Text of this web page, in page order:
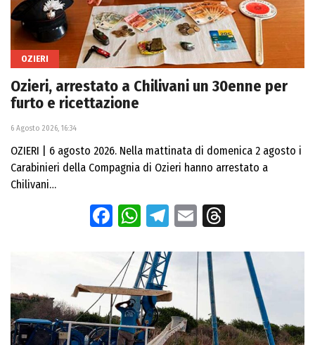
OZIERI
Ozieri, arrestato a Chilivani un 30enne per
furto e ricettazione
6 Agosto 2026, 16:34
OZIERI | 6 agosto 2026. Nella mattinata di domenica 2 agosto i
Carabinieri della Compagnia di Ozieri hanno arrestato a
Chilivani…
Facebook
WhatsApp
Telegram
Email